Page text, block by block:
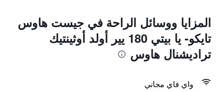
المزايا ووسائل الراحة في جيست هاوس
تايكو- يا بيتي 180 يير أولد أوثينتيك
تراديشنال هاوس
واي فاي مجاني